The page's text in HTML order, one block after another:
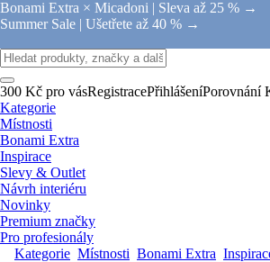
Bonami Extra × Micadoni | Sleva až 25 % →
Summer Sale | Ušetřete až 40 % →
300 Kč pro vásRegistracePřihlášeníPorovnání
Kategorie
Místnosti
Bonami Extra
Inspirace
Slevy & Outlet
Návrh interiéru
Novinky
Premium značky
Pro profesionály
Kategorie Místnosti Bonami Extra